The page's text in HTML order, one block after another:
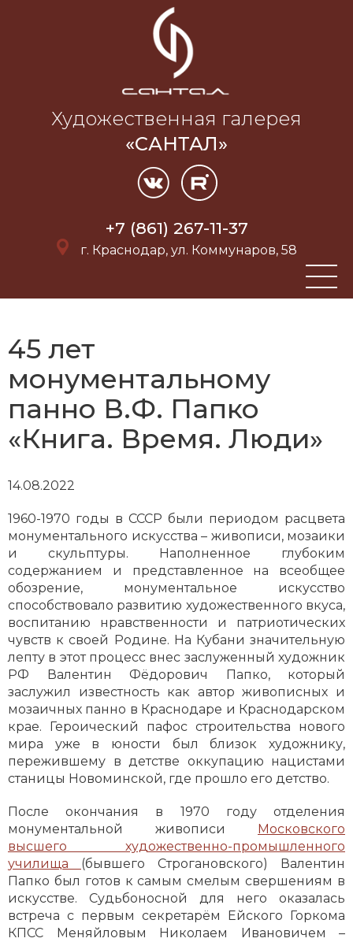
Художественная галерея
«САНТАЛ»
+7 (861) 267-11-37
г. Краснодар, ул. Коммунаров, 58
45 лет
монументальному
панно В.Ф. Папко
«Книга. Время. Люди»
14.08.2022
1960-1970 годы в СССР были периодом расцвета
монументального искусства – живописи, мозаики
и скульптуры. Наполненное глубоким
содержанием и представленное на всеобщее
обозрение, монументальное искусство
способствовало развитию художественного вкуса,
воспитанию нравственности и патриотических
чувств к своей Родине. На Кубани значительную
лепту в этот процесс внес заслуженный художник
РФ Валентин Фёдорович Папко, который
заслужил известность как автор живописных и
мозаичных панно в Краснодаре и Краснодарском
крае. Героический пафос строительства нового
мира уже в юности был близок художнику,
пережившему в детстве оккупацию нацистами
станицы Новоминской, где прошло его детство.
После окончания в 1970 году отделения
монументальной живописи
Московского
высшего художественно-промышленного
училища (бывшего Строгановского) Валентин
Папко был готов к самым смелым свершениям в
искусстве. Судьбоносной для него оказалась
встреча с первым секретарём Ейского Горкома
КПСС Меняйловым Николаем Ивановичем –